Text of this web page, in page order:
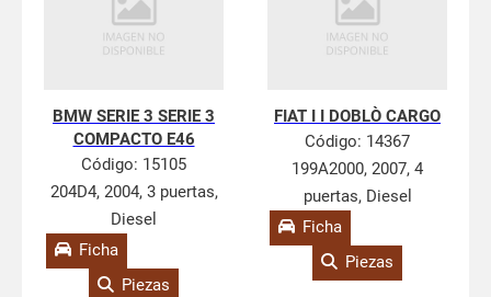
BMW SERIE 3 SERIE 3
COMPACTO E46
Código: 15105
204D4, 2004, 3 puertas,
Diesel
Ficha
Piezas
FIAT I I DOBLÒ CARGO
Código: 14367
199A2000, 2007, 4
puertas, Diesel
Ficha
Piezas